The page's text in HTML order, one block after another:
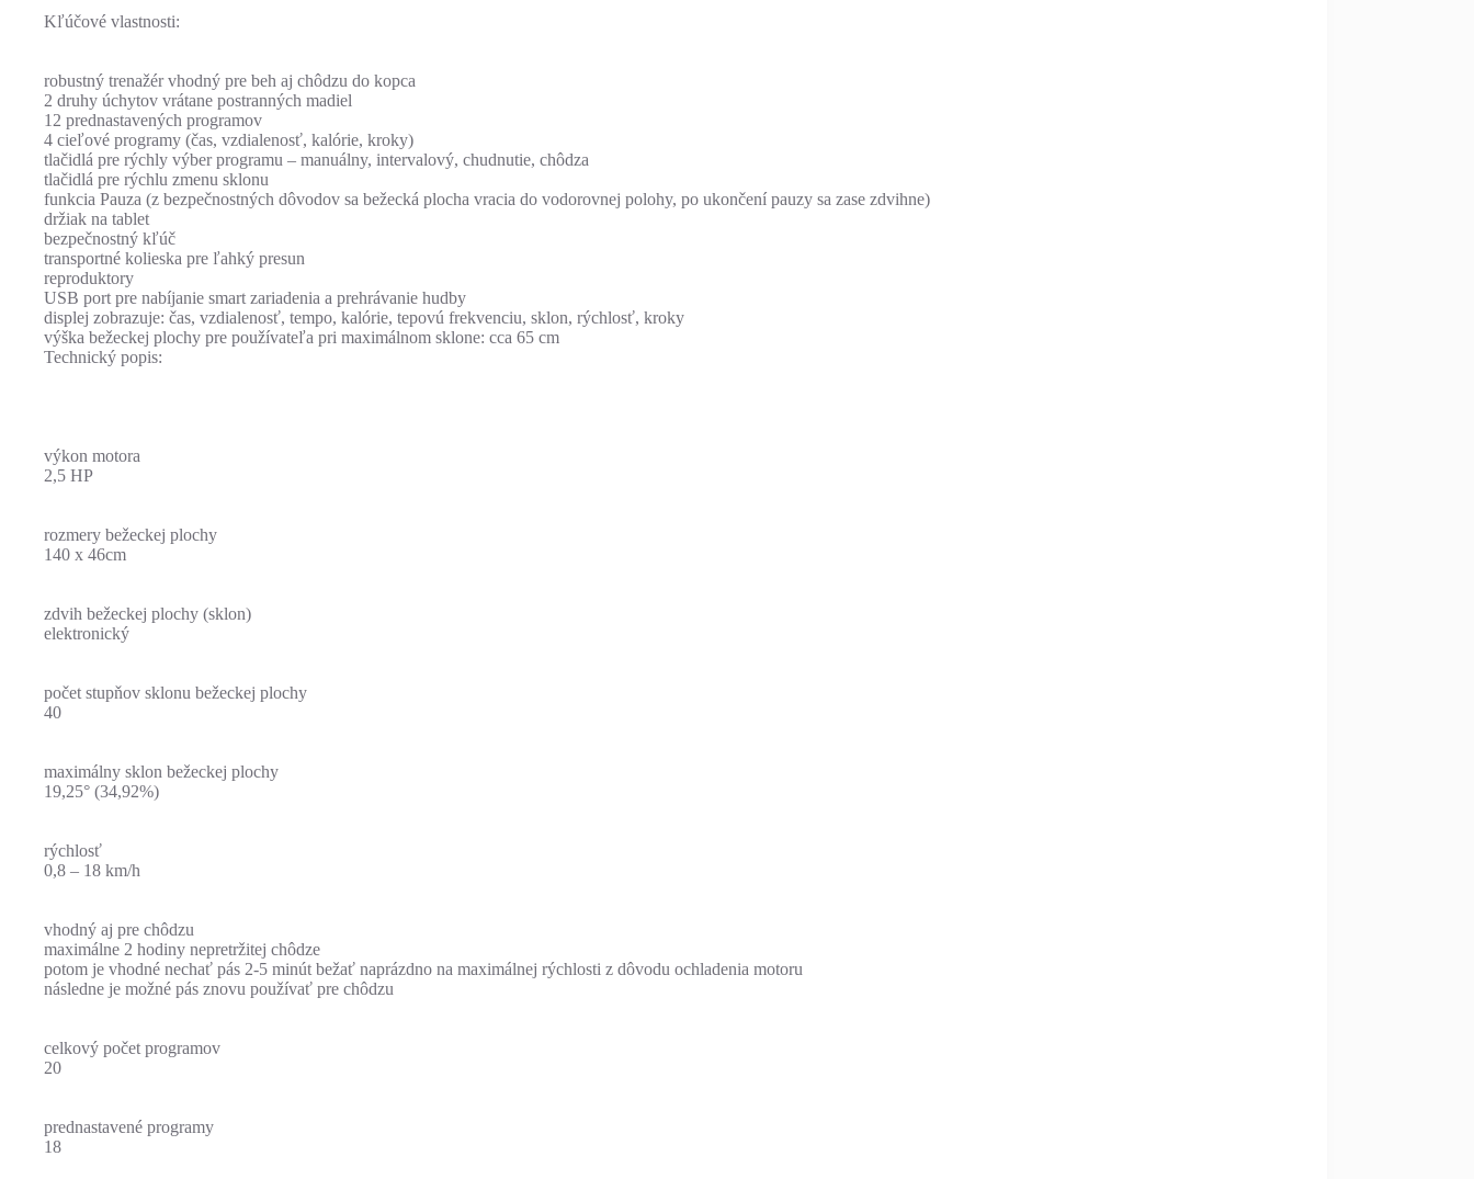
Kľúčové vlastnosti:
robustný trenažér vhodný pre beh aj chôdzu do kopca
2 druhy úchytov vrátane postranných madiel
12 prednastavených programov
4 cieľové programy (čas, vzdialenosť, kalórie, kroky)
tlačidlá pre rýchly výber programu – manuálny, intervalový, chudnutie, chôdza
tlačidlá pre rýchlu zmenu sklonu
funkcia Pauza (z bezpečnostných dôvodov sa bežecká plocha vracia do vodorovnej polohy, po ukončení pauzy sa zase zdvihne)
držiak na tablet
bezpečnostný kľúč
transportné kolieska pre ľahký presun
reproduktory
USB port pre nabíjanie smart zariadenia a prehrávanie hudby
displej zobrazuje: čas, vzdialenosť, tempo, kalórie, tepovú frekvenciu, sklon, rýchlosť, kroky
výška bežeckej plochy pre používateľa pri maximálnom sklone: cca 65 cm
Technický popis:
výkon motora
2,5 HP
rozmery bežeckej plochy
140 x 46cm
zdvih bežeckej plochy (sklon)
elektronický
počet stupňov sklonu bežeckej plochy
40
maximálny sklon bežeckej plochy
19,25° (34,92%)
rýchlosť
0,8 – 18 km/h
vhodný aj pre chôdzu
maximálne 2 hodiny nepretržitej chôdze
potom je vhodné nechať pás 2-5 minút bežať naprázdno na maximálnej rýchlosti z dôvodu ochladenia motoru
následne je možné pás znovu používať pre chôdzu
celkový počet programov
20
prednastavené programy
18